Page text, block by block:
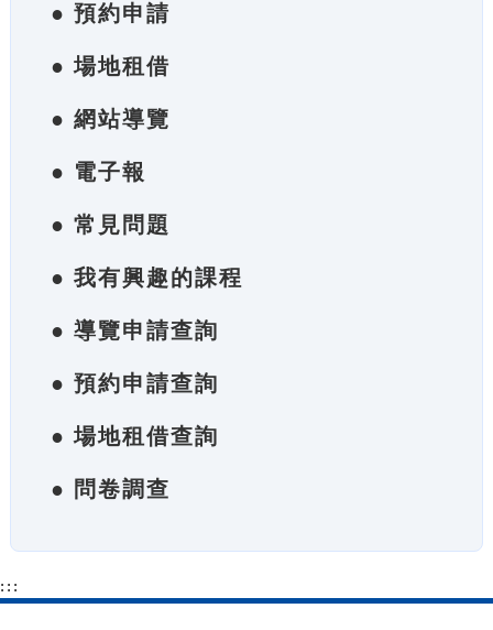
● 預約申請
● 場地租借
● 網站導覽
● 電子報
● 常見問題
● 我有興趣的課程
● 導覽申請查詢
● 預約申請查詢
● 場地租借查詢
● 問卷調查
:::